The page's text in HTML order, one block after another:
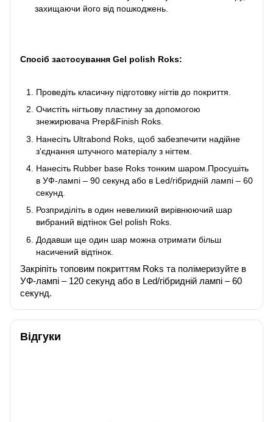
захищаючи його від пошкоджень.
Спосіб застосування Gel polish Roks:
Проведіть класичну підготовку нігтів до покриття.
Очистіть нігтьову пластину за допомогою
знежирювача Prep&Finish Roks.
Нанесіть Ultrabond Roks, щоб забезпечити надійне
з'єднання штучного матеріалу з нігтем.
Нанесіть Rubber base Roks тонким шаром.Просушіть
в УФ-лампі – 90 секунд або в Led/гібридній лампі – 60
секунд.
Розприділіть в один невеликий вирівнюючий шар
вибраний відтінок Gel polish Roks.
Додавши ще один шар можна отримати більш
насичений відтінок.
Закріпіть топовим покриттям Roks та полімеризуйте в
УФ-лампі – 120 секунд або в Led/гібридній лампі – 60
секунд.
Відгуки